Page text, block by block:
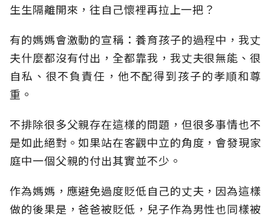
生生隔離開來，往自己懷裡再拉上一把？
有的媽媽會激動的宣稱：養育孩子的過程中，我丈
夫什麼都沒有付出，全都靠我，我丈夫很無能、很
自私、很不負責任，他不配得到孩子的孝順和尊
重。
不排除很多父親存在這樣的問題，但很多事情也不
是如此絕對。如果站在客觀中立的角度，會發現家
庭中一個父親的付出其實並不少。
作為媽媽，應避免過度貶低自己的丈夫，因為這樣
做的後果是，爸爸被貶低，兒子作為男性也同樣被